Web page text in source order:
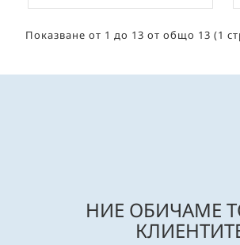
Показване от 1 до 13 от общо 13 (1
НИЕ ОБИЧАМЕ